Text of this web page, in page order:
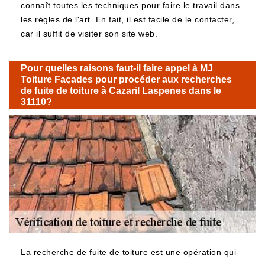
connaît toutes les techniques pour faire le travail dans
les règles de l'art. En fait, il est facile de le contacter,
car il suffit de visiter son site web.
Pour quelles raisons faut-il faire appel à MJ
Toiture Façades pour procéder aux recherches
de fuite de toiture à Cazaril Laspenes dans le
31110?
La recherche de fuite de toiture est une opération qui